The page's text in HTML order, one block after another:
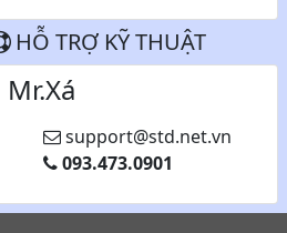
HỖ TRỢ KỸ THUẬT
Mr.Xá
support@std.net.vn
093.473.0901